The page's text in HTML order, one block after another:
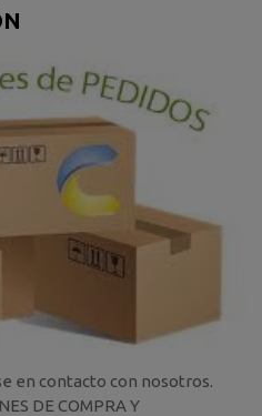
en contacto con nosotros.
DE COMPRA Y